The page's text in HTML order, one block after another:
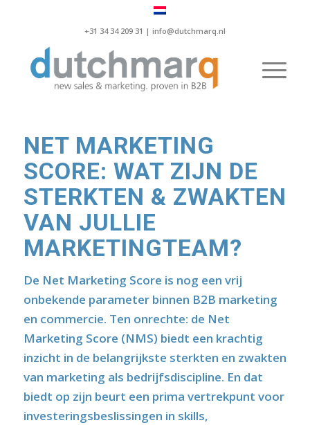
+31 34 34 209 31 | info@dutchmarq.nl
NET MARKETING
SCORE: WAT ZIJN DE
STERKTEN & ZWAKTEN
VAN JULLIE
MARKETINGTEAM?
De Net Marketing Score is nog een vrij
onbekende parameter binnen B2B marketing
en commercie. Ten onrechte: de Net
Marketing Score (NMS) biedt een krachtig
inzicht in de belangrijkste sterkten en zwakten
van marketing als bedrijfsdiscipline. En dat
biedt op zijn beurt een prima vertrekpunt voor
investeringsbeslissingen in skills,